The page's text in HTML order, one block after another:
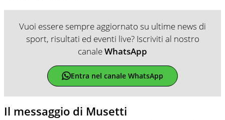
Vuoi essere sempre aggiornato su ultime news di
sport, risultati ed eventi live? Iscriviti al nostro
canaleWhatsApp
Entra nel canale WhatsApp
Il messaggio di Musetti